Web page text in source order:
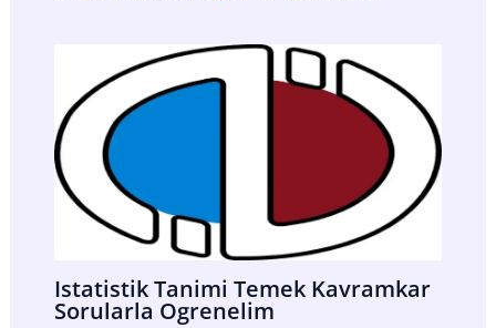
Istatistik Tanimi Temek Kavramkar
Sorularla Ogrenelim